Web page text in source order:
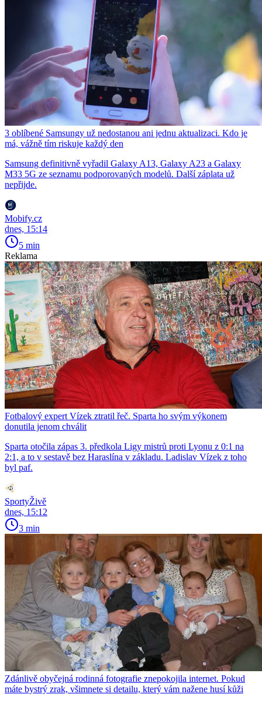
3 oblíbené Samsungy už nedostanou ani jednu aktualizaci. Kdo je
má, vážně tím riskuje každý den
Samsung definitivně vyřadil Galaxy A13, Galaxy A23 a Galaxy
M33 5G ze seznamu podporovaných modelů. Další záplata už
nepřijde.
Mobify.cz
dnes, 15:14
5 min
Reklama
Fotbalový expert Vízek ztratil řeč. Sparta ho svým výkonem
donutila jenom chválit
Sparta otočila zápas 3. předkola Ligy mistrů proti Lyonu z 0:1 na
2:1, a to v sestavě bez Haraslína v základu. Ladislav Vízek z toho
byl paf.
SportyŽivě
dnes, 15:12
3 min
Zdánlivě obyčejná rodinná fotografie znepokojila internet. Pokud
máte bystrý zrak, všimnete si detailu, který vám nažene husí kůži